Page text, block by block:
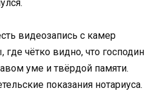
видеозапись с камер
где чётко видно, что господин
уме и твёрдой памяти.
показания нотариуса.